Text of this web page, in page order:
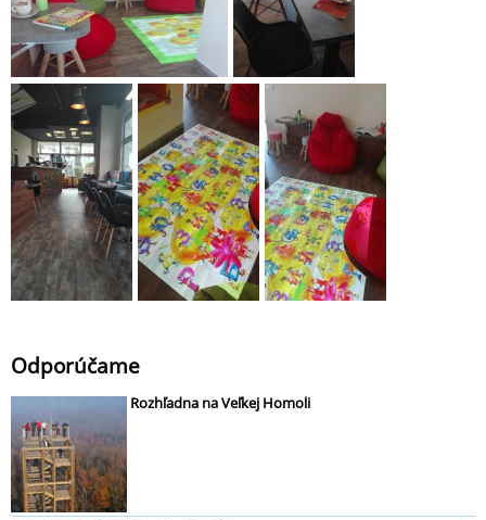
Odporúčame
Rozhľadna na Veľkej Homoli